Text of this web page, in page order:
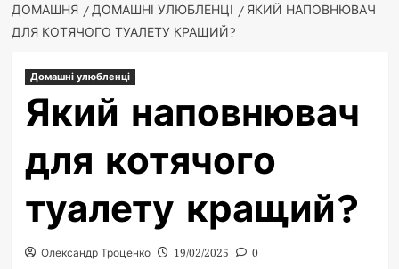
ДОМАШНЯ ДОМАШНІ УЛЮБЛЕНЦІ
ЯКИЙ НАПОВНЮВАЧ
ДЛЯ КОТЯЧОГО ТУАЛЕТУ КРАЩИЙ?
Домашні улюбленці
Який наповнювач
для котячого
туалету кращий?
Олександр Троценко 19/02/2025 0